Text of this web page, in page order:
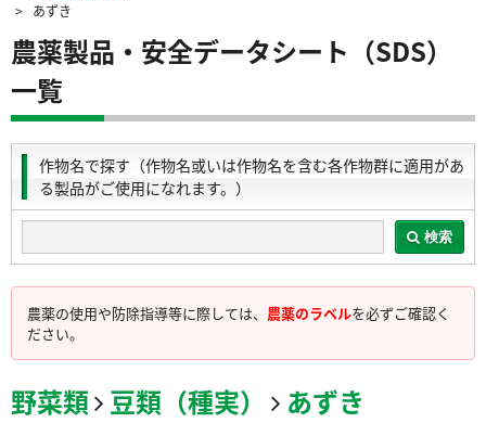
あずき
農薬製品・安全データシート（SDS）
一覧
作物名で探す（作物名或いは作物名を含む各作物群に適用があ
る製品がご使用になれます。）
検索
農薬の使用や防除指導等に際しては、 農薬のラベルを必ずご確認く
ださい。
野菜類 豆類（種実） あずき